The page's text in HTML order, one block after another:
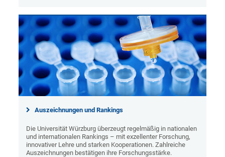
Auszeichnungen und Rankings
Die Universität Würzburg überzeugt regelmäßig in nationalen
und internationalen Rankings – mit exzellenter Forschung,
innovativer Lehre und starken Kooperationen. Zahlreiche
Auszeichnungen bestätigen ihre Forschungsstärke.